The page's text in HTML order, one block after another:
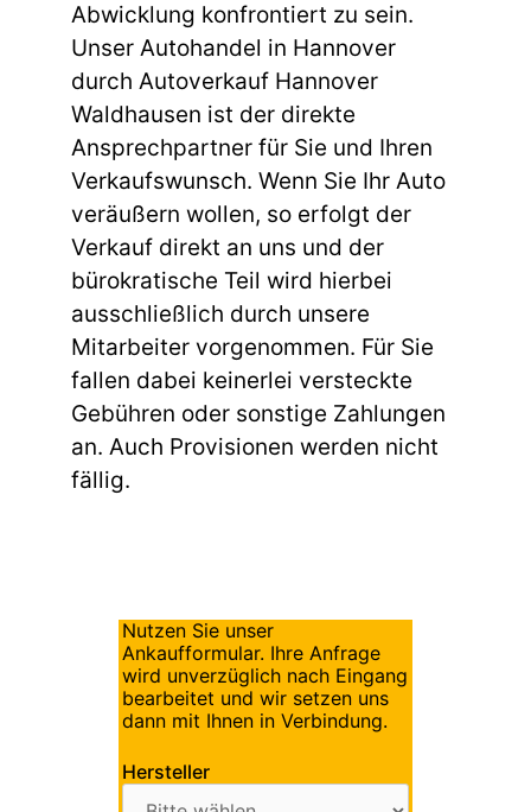
Abwicklung konfrontiert zu sein.
Unser Autohandel in Hannover
durch Autoverkauf Hannover
Waldhausen ist der direkte
Ansprechpartner für Sie und Ihren
Verkaufswunsch. Wenn Sie Ihr Auto
veräußern wollen, so erfolgt der
Verkauf direkt an uns und der
bürokratische Teil wird hierbei
ausschließlich durch unsere
Mitarbeiter vorgenommen. Für Sie
fallen dabei keinerlei versteckte
Gebühren oder sonstige Zahlungen
an. Auch Provisionen werden nicht
fällig.
Nutzen Sie unser
Ankaufformular. Ihre Anfrage
wird unverzüglich nach Eingang
bearbeitet und wir setzen uns
dann mit Ihnen in Verbindung.
Hersteller